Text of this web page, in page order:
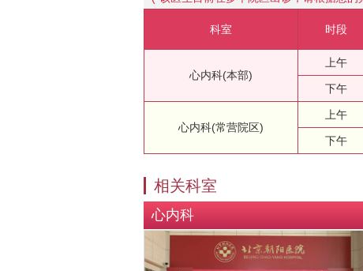
科室 时段
心内科(本部)
上午
下午
心内科(常营院区)
上午
下午
相关科室
心内科